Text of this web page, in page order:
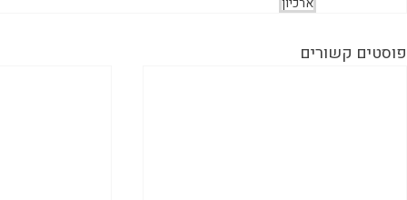
פוסטים קשורים